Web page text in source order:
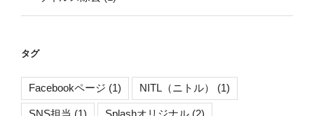
タグ
Facebookページ (1) NITL（ニトル） (1)
SNS担当 (1) Splashオリジナル (2)